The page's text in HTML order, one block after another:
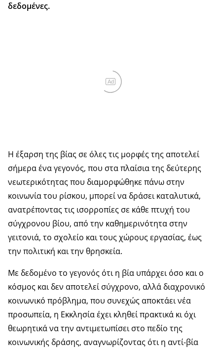
δεδομένες.
Ad
Η έξαρση της βίας σε όλες τις μορφές της αποτελεί
σήμερα ένα γεγονός, που στα πλαίσια της δεύτερης
νεωτερικότητας που διαμορφώθηκε πάνω στην
κοινωνία του ρίσκου, μπορεί να δράσει καταλυτικά,
ανατρέποντας τις ισορροπίες σε κάθε πτυχή του
σύγχρονου βίου, από την καθημερινότητα στην
γειτονιά, το σχολείο και τους χώρους εργασίας, έως
την πολιτική και την θρησκεία.
Με δεδομένο το γεγονός ότι η βία υπάρχει όσο και ο
κόσμος και δεν αποτελεί σύγχρονο, αλλά διαχρονικό
κοινωνικό πρόβλημα, που συνεχώς αποκτάει νέα
προσωπεία, η Εκκλησία έχει κληθεί πρακτικά κι όχι
θεωρητικά να την αντιμετωπίσει στο πεδίο της
κοινωνικής δράσης, αναγνωρίζοντας ότι η αντί-βία